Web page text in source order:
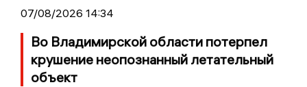
07/08/2026 14:34
Во Владимирской области потерпел
крушение неопознанный летательный
объект